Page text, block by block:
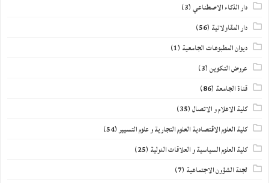
دار الذكاء الاصطناعي(3)
دار المقاولاتية (56)
ديوان المطبوعات الجامعية (1)
عروض التكوين(3)
قناة الجامعة (86)
كلية الاعلام و الاتصال(35)
كلية العلوم الاقتصادية العلوم التجارية و علوم التسيير(54)
كلية العلوم السياسية و العلاقات الدولية (25)
لجنة الشؤون الاجتماعية (7)